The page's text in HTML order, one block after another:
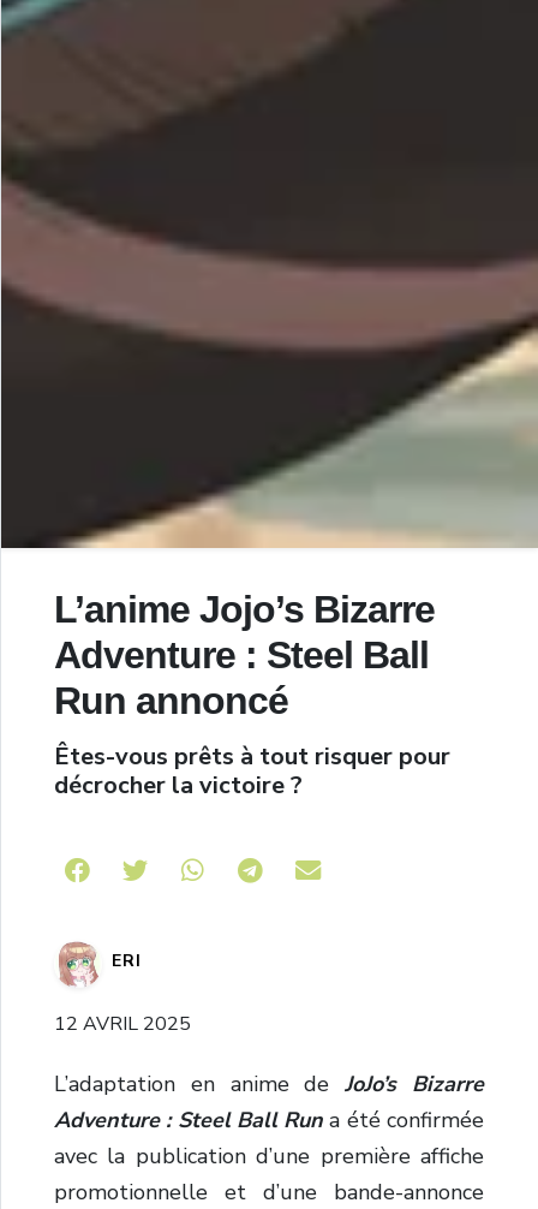
L’anime Jojo’s Bizarre
Adventure : Steel Ball
Run annoncé
Êtes-vous prêts à tout risquer pour
décrocher la victoire ?
Share on Telegram
ERI
12 AVRIL 2025
L’adaptation en anime deJoJo’s Bizarre
Adventure : Steel Ball Runa été confirmée
avec la publication d’une première affiche
promotionnelle et d’une bande-annonce